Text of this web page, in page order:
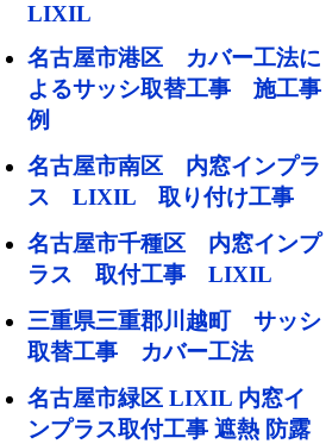
LIXIL
名古屋市港区 カバー工法に
よるサッシ取替工事 施工事
例
名古屋市南区 内窓インプラ
ス LIXIL 取り付け工事
名古屋市千種区 内窓インプ
ラス 取付工事 LIXIL
三重県三重郡川越町 サッシ
取替工事 カバー工法
名古屋市緑区 LIXIL 内窓イ
ンプラス取付工事 遮熱 防露